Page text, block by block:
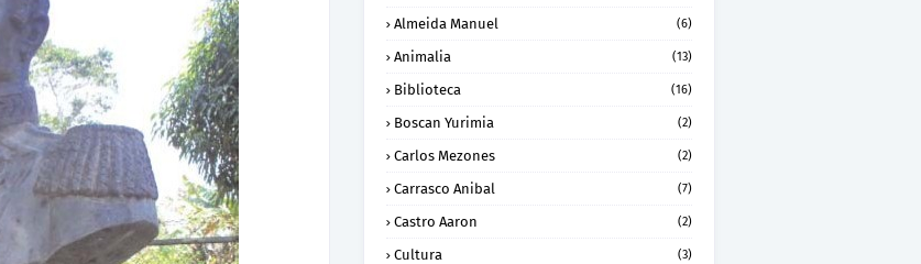
Almeida Manuel (6)
Animalia (13)
Biblioteca (16)
Boscan Yurimia (2)
Carlos Mezones (2)
Carrasco Anibal (7)
Castro Aaron (2)
Cultura (3)